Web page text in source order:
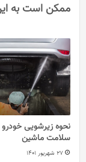
ممکن است به
نحوه زیرشویی خودرو
سلامت ماشین
27 شهریور 1401